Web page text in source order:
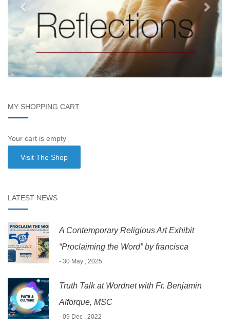
MY SHOPPING CART
Your cart is empty
Visit The Shop
LATEST NEWS
A Contemporary Religious Art Exhibit
“Proclaiming the Word” by francisca
- 30 May , 2025
Truth Talk at Wordnet with Fr. Benjamin
Alforque, MSC
- 09 Dec , 2022